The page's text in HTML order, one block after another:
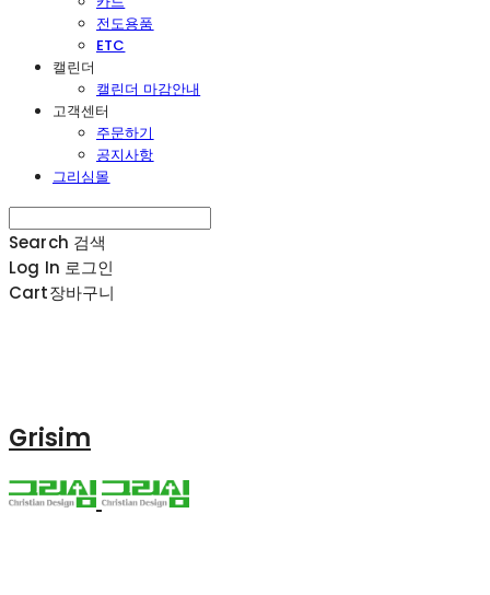
전도용품
ETC
캘린더
캘린더 마감안내
고객센터
주문하기
공지사항
그리심몰
Search 검색
Log In 로그인
Cart장바구니
Grisim